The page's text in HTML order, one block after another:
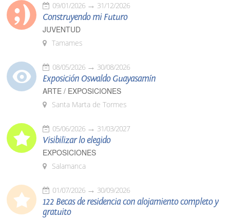
09/01/2026 31/12/2026
Construyendo mi Futuro
JUVENTUD
Tamames
08/05/2026 30/08/2026
Exposición Oswaldo Guayasamín
ARTE / EXPOSICIONES
Santa Marta de Tormes
05/06/2026 31/03/2027
Visibilizar lo elegido
EXPOSICIONES
Salamanca
01/07/2026 30/09/2026
122 Becas de residencia con alojamiento completo y
gratuito